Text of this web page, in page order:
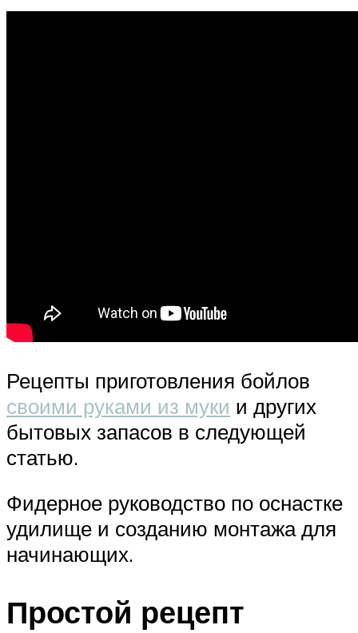
Рецепты приготовления бойлов
своими руками из муки и других
бытовых запасов в следующей
статью.
Фидерное руководство по оснастке
удилище и созданию монтажа для
начинающих.
Простой рецепт